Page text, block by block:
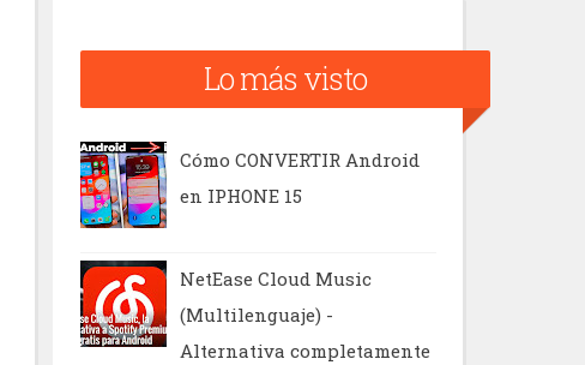
Lo más visto
Cómo CONVERTIR Android
en IPHONE 15
NetEase Cloud Music
(Multilenguaje) -
Alternativa completamente